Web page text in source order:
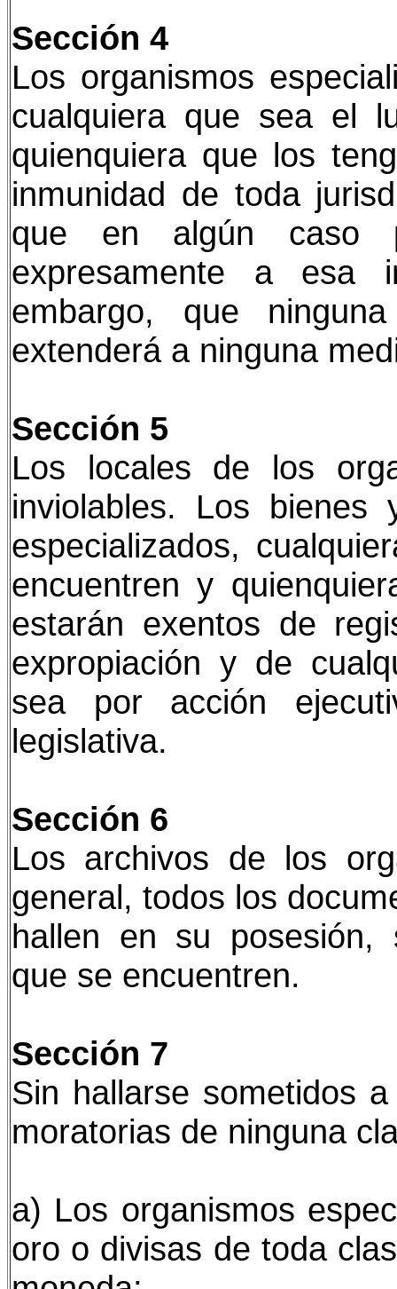
Sección 4
Los organismos
cualquiera que sea el
quienquiera que los
inmunidad de toda
que en algún caso
expresamente a esa
embargo, que
extenderá a ninguna
Sección 5
Los locales de los
inviolables. Los bienes
especializados,
encuentren y
estarán exentos de
expropiación y de
sea por acción
legislativa.
Sección 6
Los archivos de los
general, todos los
hallen en su posesión,
que se encuentren.
Sección 7
Sin hallarse sometidos
moratorias de ninguna
a) Los organismos
oro o divisas de toda